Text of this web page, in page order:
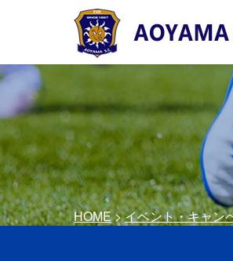
HOME>イベント・キャン